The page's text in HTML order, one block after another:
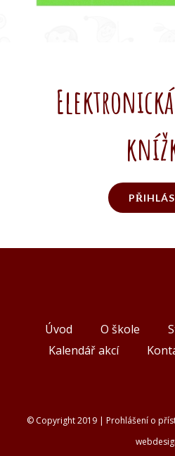
Úvod O škole
Kalendář akcí
© Copyright 2019 | Prohlášení o